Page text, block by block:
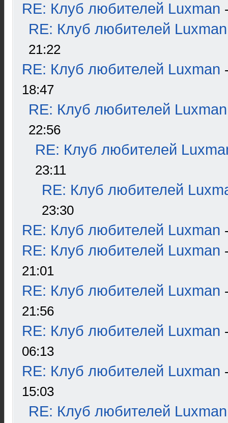
RE: Клуб любителей Luxman
RE: Клуб любителей Luxman
21:22
RE: Клуб любителей Luxman
18:47
RE: Клуб любителей Luxman
22:56
RE: Клуб любителей
23:11
RE: Клуб любителей
23:30
RE: Клуб любителей Luxman
RE: Клуб любителей Luxman
21:01
RE: Клуб любителей Luxman
21:56
RE: Клуб любителей Luxman
06:13
RE: Клуб любителей Luxman
15:03
RE: Клуб любителей Luxman